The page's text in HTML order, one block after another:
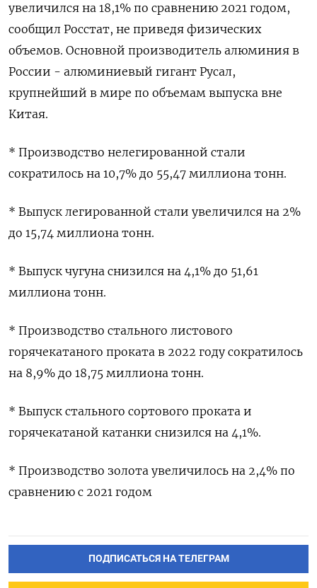
увеличился на 18,1% по сравнению 2021 годом,
сообщил Росстат, не приведя физических
объемов. Основной производитель алюминия в
России - алюминиевый гигант Русал,
крупнейший в мире по объемам выпуска вне
Китая.
* Производство нелегированной стали
сократилось на 10,7% до 55,47 миллиона тонн.
* Выпуск легированной стали увеличился на 2%
до 15,74 миллиона тонн.
* Выпуск чугуна снизился на 4,1% до 51,61
миллиона тонн.
* Производство стального листового
горячекатаного проката в 2022 году сократилось
на 8,9% до 18,75 миллиона тонн.
* Выпуск стального сортового проката и
горячекатаной катанки снизился на 4,1%.
* Производство золота увеличилось на 2,4% по
сравнению с 2021 годом
ПОДПИСАТЬСЯ НА ТЕЛЕГРАМ